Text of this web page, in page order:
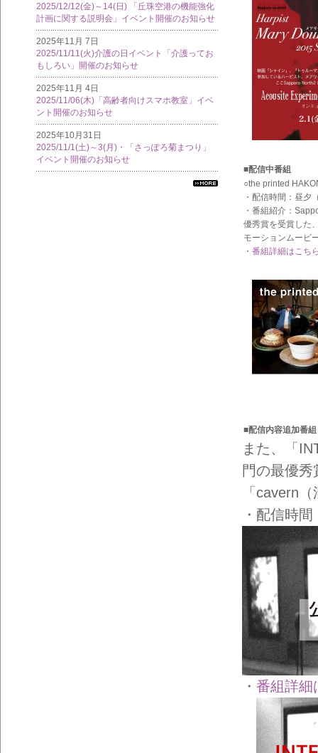
2025/12/12(金)～14(日) 「丘珠空港の機能強化
計画に関する説明会」イベント開催のお知らせ
2025年11月 7日
2025/11/11(火)介護の日イベント「介護ってお
もしろい」開催のお知らせ
2025年11月 4日
2025/11/06(木)「高齢者向けスマホ教室」イベ
ント開催のお知らせ
2025年10月31日
2025/11/1(土)～3(月)・「さっぽろ菊まつり」
イベント開催のお知らせ
■配信中番組
○the printed
・配信時間：昼夕
・番組紹介：
優秀賞を受賞した
モーションムービ
・ 番組詳細はこち
■配信内容追加番組
また、「
門の最優
「cavern
・配信時
・ 番組詳細